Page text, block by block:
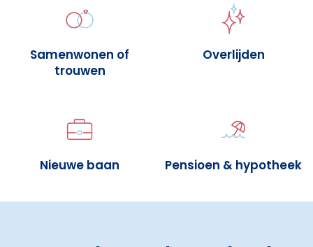
Samenwonen of
trouwen
Overlijden
Nieuwe baan Pensioen & hypotheek